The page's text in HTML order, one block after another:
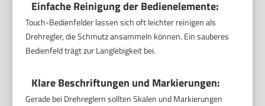
Einfache Reinigung der Bedienelemente:
Touch-Bedienfelder lassen sich oft leichter reinigen als
Drehregler, die Schmutz ansammeln können. Ein sauberes
Bedienfeld trägt zur Langlebigkeit bei.
Klare Beschriftungen und Markierungen:
Gerade bei Drehreglern sollten Skalen und Markierungen